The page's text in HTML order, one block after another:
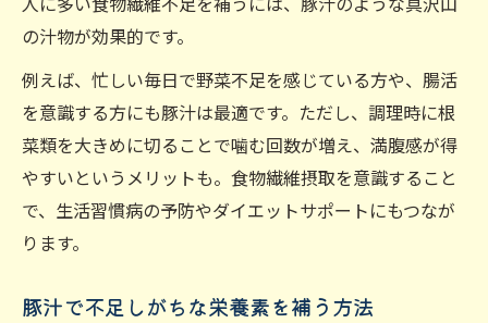
の汁物が効果的です。
例えば、忙しい毎日で野菜不足を感じている方や、腸活
を意識する方にも豚汁は最適です。ただし、調理時に根
菜類を大きめに切ることで噛む回数が増え、満腹感が得
やすいというメリットも。食物繊維摂取を意識すること
で、生活習慣病の予防やダイエットサポートにもつなが
ります。
豚汁で不足しがちな栄養素を補う方法